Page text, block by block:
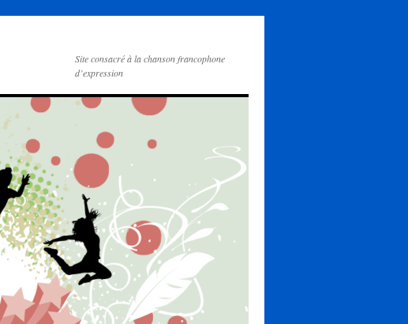
Site consacré à la chanson francophone
d’expression